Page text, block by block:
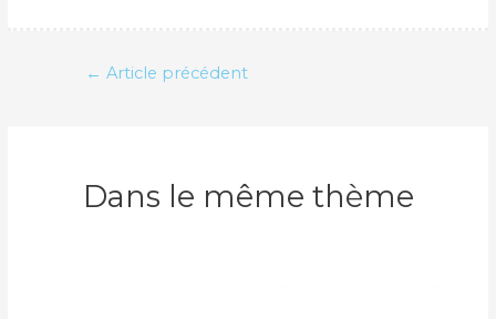
Navigation
← Article précédent
Dans le même thème